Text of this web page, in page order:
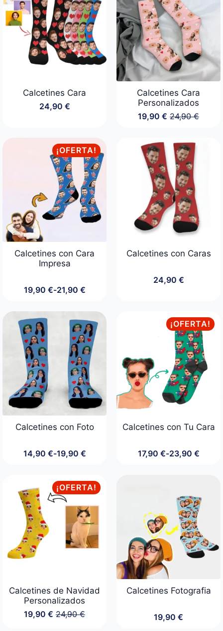
hasta
44,90 €
Calcetines Cara
24,90 €
Calcetines Cara
Personalizados
24,90€
El
era:
24,90 €.
19,90€ El
es:
19,90 €.
¡OFERTA!
Calcetines con Cara
Impresa
19,90 €-21,90 €
Rango
precios:
desde
19,90 €
hasta
21,90 €
Calcetines con Caras
24,90 €
Calcetines con Foto
14,90 €-19,90 €
Rango
desde
14,90 €
hasta
19,90 €
¡OFERTA!
Calcetines con Tu Cara
17,90 €-23,90 €
Rango
17,90 €
hasta
23,90 €
¡OFERTA!
Calcetines de Navidad
Personalizados
24,90€
El
19,90€ El
Calcetines Fotografia
19,90 €